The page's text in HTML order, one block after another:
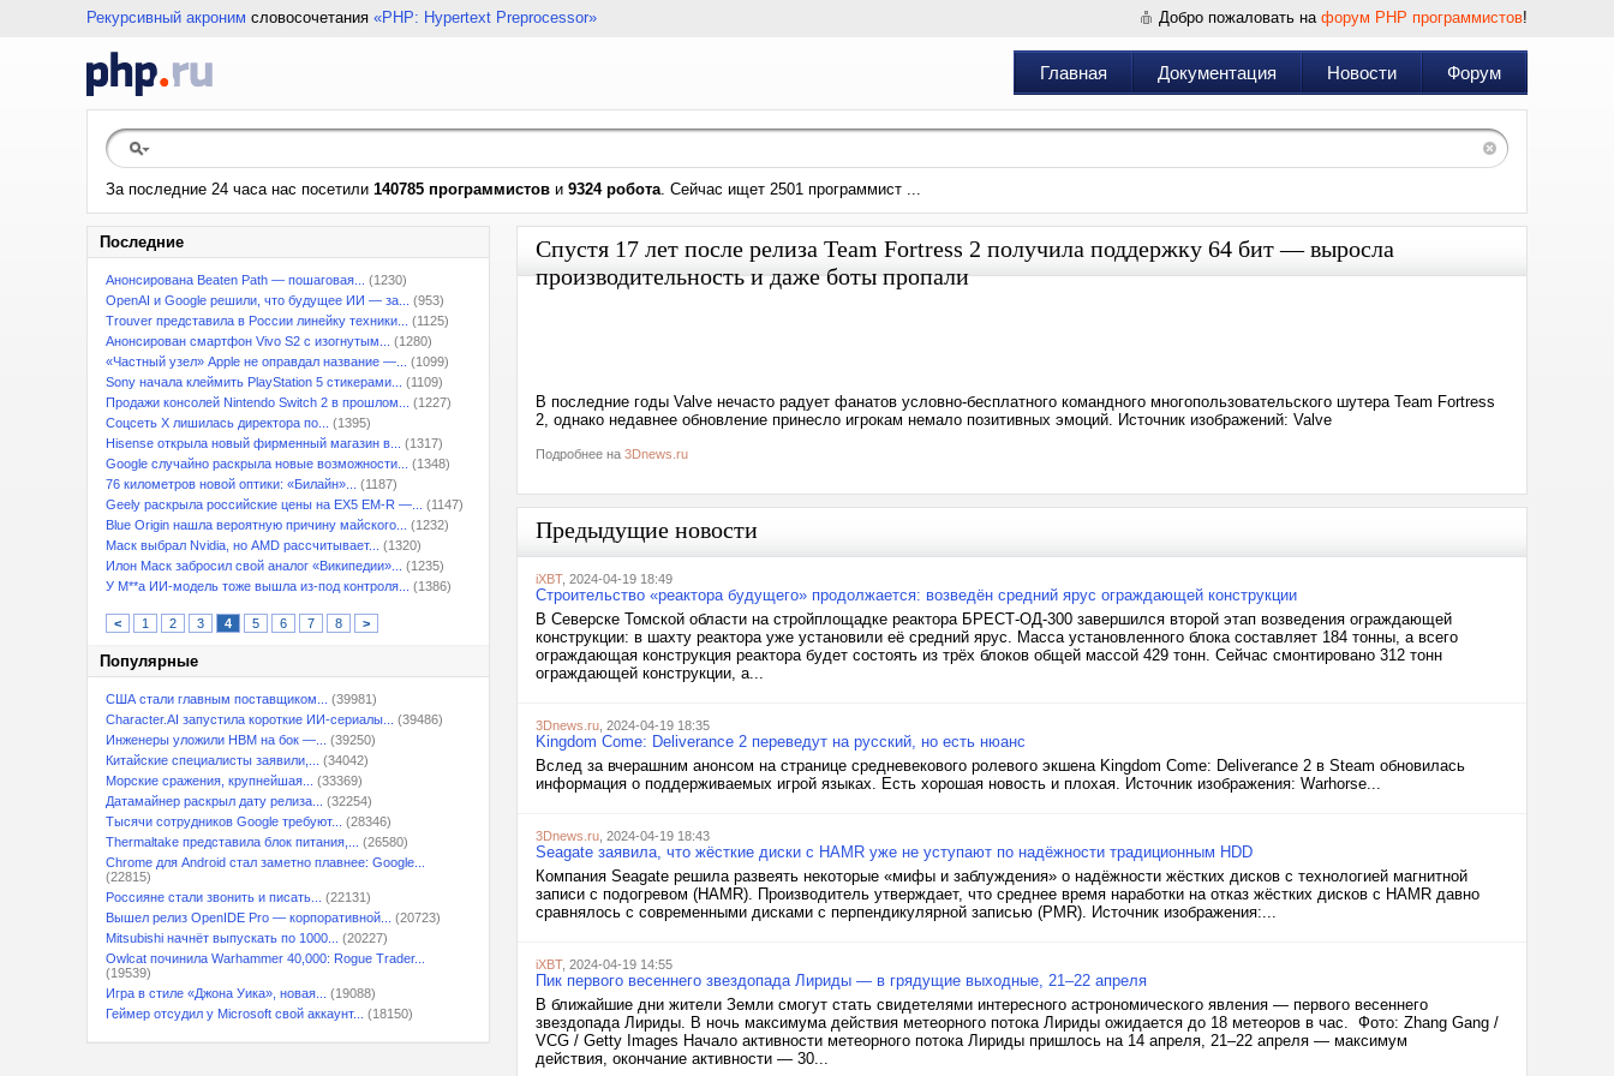
Рекурсивный акроним словосочетания «PHP: Hypertext Preprocessor» Добро пожаловать на форум PHP программистов!
Главная Документация Новости Форум
За последние 24 часа нас посетили 140785 программистов и 9324 робота. Сейчас ищет 2501 программист ...
Последние
Анонсирована Beaten Path — пошаговая...
(1230)
OpenAI и Google решили, что будущее ИИ — за...
(953)
Trouver представила в России линейку техники...
(1125)
Анонсирован смартфон Vivo S2 с изогнутым...
(1280)
«Частный узел» Apple не оправдал название —...
(1099)
Sony начала клеймить PlayStation 5 стикерами...
(1109)
Продажи консолей Nintendo Switch 2 в прошлом...
(1227)
Соцсеть X лишилась директора по...
(1395)
Hisense открыла новый фирменный магазин в...
(1317)
Google случайно раскрыла новые возможности...
(1348)
76 километров новой оптики: «Билайн»...
(1187)
Geely раскрыла российские цены на EX5 EM-R —...
(1147)
Blue Origin нашла вероятную причину майского...
(1232)
Маск выбрал Nvidia, но AMD рассчитывает...
(1320)
Илон Маск забросил свой аналог «Википедии»...
(1235)
У M**a ИИ-модель тоже вышла из-под контроля...
(1386)
< 1 2 3 4 5 6 7 8 >
Популярные
США стали главным поставщиком...
(39981)
Character.AI запустила короткие ИИ-сериалы...
(39486)
Инженеры уложили HBM на бок —...
(39250)
Китайские специалисты заявили,...
(34042)
Морские сражения, крупнейшая...
(33369)
Датамайнер раскрыл дату релиза...
(32254)
Тысячи сотрудников Google требуют...
(28346)
Thermaltake представила блок питания,...
(26580)
Chrome для Android стал заметно плавнее: Google...
(22815)
Россияне стали звонить и писать...
(22131)
Вышел релиз OpenIDE Pro — корпоративной...
(20723)
Mitsubishi начнёт выпускать по 1000...
(20227)
Owlcat починила Warhammer 40,000: Rogue Trader...
(19539)
Игра в стиле «Джона Уика», новая...
(19088)
Геймер отсудил у Microsoft свой аккаунт...
(18150)
Спустя 17 лет после релиза Team Fortress 2 получила поддержку 64 бит — выросла
производительность и даже боты пропали
В последние годы Valve нечасто радует фанатов условно-бесплатного командного многопользовательского шутера Team Fortress
2, однако недавнее обновление принесло игрокам немало позитивных эмоций. Источник изображений: Valve
Подробнее на 3Dnews.ru
Предыдущие новости
iXBT, 2024-04-19 18:49
Строительство «реактора будущего» продолжается: возведён средний ярус ограждающей конструкции
В Северске Томской области на стройплощадке реактора БРЕСТ-ОД-300 завершился второй этап возведения ограждающей
конструкции: в шахту реактора уже установили её средний ярус. Масса установленного блока составляет 184 тонны, а всего
ограждающая конструкция реактора будет состоять из трёх блоков общей массой 429 тонн. Сейчас смонтировано 312 тонн
ограждающей конструкции, а...
3Dnews.ru , 2024-04-19 18:35
Kingdom Come: Deliverance 2 переведут на русский, но есть нюанс
Вслед за вчерашним анонсом на странице средневекового ролевого экшена Kingdom Come: Deliverance 2 в Steam обновилась
информация о поддерживаемых игрой языках. Есть хорошая новость и плохая. Источник изображения: Warhorse...
3Dnews.ru , 2024-04-19 18:43
Seagate заявила, что жёсткие диски с HAMR уже не уступают по надёжности традиционным HDD
Компания Seagate решила развеять некоторые «мифы и заблуждения» о надёжности жёстких дисков с технологией магнитной
записи с подогревом (HAMR). Производитель утверждает, что среднее время наработки на отказ жёстких дисков с HAMR давно
сравнялось с современными дисками с перпендикулярной записью (PMR). Источник изображения:...
iXBT, 2024-04-19 14:55
Пик первого весеннего звездопада Лириды — в грядущие выходные, 21–22 апреля
В ближайшие дни жители Земли смогут стать свидетелями интересного астрономического явления — первого весеннего
звездопада Лириды. В ночь максимума действия метеорного потока Лириды ожидается до 18 метеоров в час. Фото: Zhang Gang /
VCG / Getty Images Начало активности метеорного потока Лириды пришлось на 14 апреля, 21–22 апреля — максимум
действия, окончание активности — 30...